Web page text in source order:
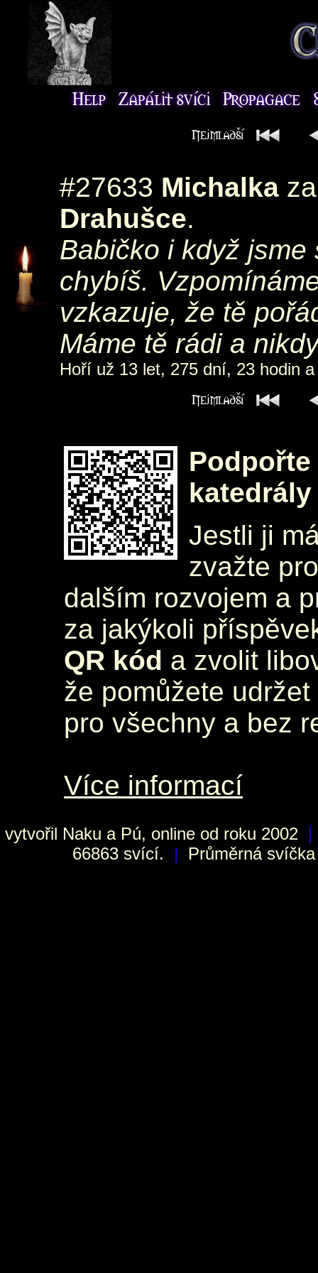
#27633 Michalka
Drahušce.
Babičko i když
chybíš.
vzkazuje, že tě
Máme tě rádi a
Hoří už 13 let, 275 dní, 23 hodin
katedrály
Jestli ji
zvažte
dalším rozvojem a
za jakýkoli
QR kód a zvolit
že pomůžete
pro všechny a bez
Více informací
vytvořil Naku a Pú, online od roku 2002 |
66863 svící.
| Průměrná